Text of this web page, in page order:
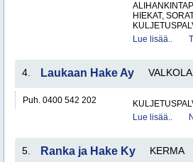
HIEKAT,
Lue lisää..
4. Laukaan Hake Ay VALKOLA
Puh. 0400 542 202
Lue lisää..
5. Ranka ja Hake Ky KERMA